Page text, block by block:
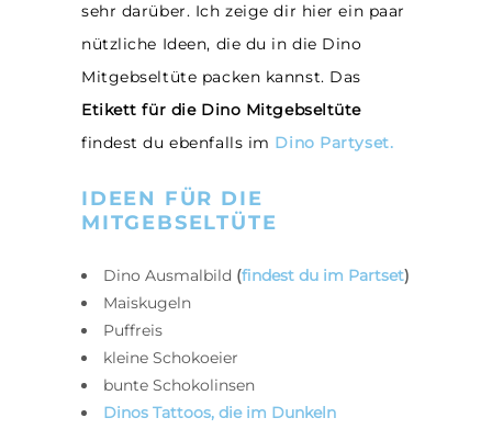
sehr darüber. Ich zeige dir hier ein paar
nützliche Ideen, die du in die Dino
Mitgebseltüte packen kannst. Das
Etikett für die Dino Mitgebseltüte
findest du ebenfalls im Dino Partyset.
IDEEN FÜR DIE
MITGEBSELTÜTE
Dino Ausmalbild (findest du im Partset)
Maiskugeln
Puffreis
kleine Schokoeier
bunte Schokolinsen
Dinos Tattoos, die im Dunkeln